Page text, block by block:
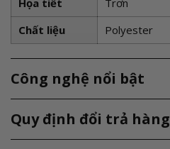
Họa tiết
Trơn
Chất liệu
Polyester
Công nghệ nổi bật
Quy định đổi trả hàng